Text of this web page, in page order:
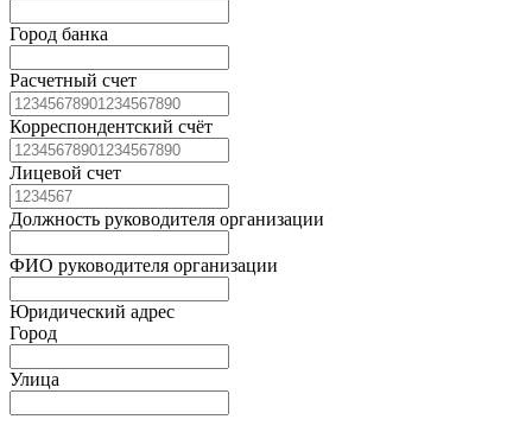
Город банка
Расчетный счет
Корреспондентский счёт
Лицевой счет
Должность руководителя организации
ФИО руководителя организации
Юридический адрес
Город
Улица